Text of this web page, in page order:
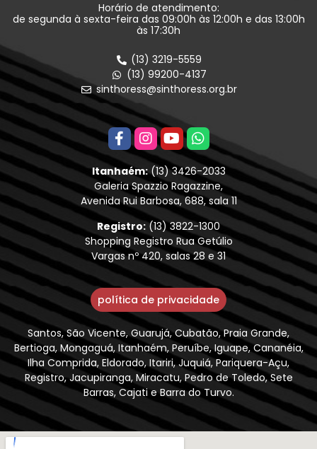
Horário de atendimento:
de segunda à sexta-feira das 09:00h às 12:00h e das 13:00h
às 17:30h
(13) 3219-5559
(13) 99200-4137
sinthoress@sinthoress.org.br
Itanhaém:(13) 3426-2033
Galeria Spazzio Ragazzine,
Avenida Rui Barbosa, 688, sala 11
Registro:(13) 3822-1300
Shopping Registro Rua Getúlio
Vargas nº 420, salas 28 e 31
política de privacidade
Santos, São Vicente, Guarujá, Cubatão, Praia Grande,
Bertioga, Mongaguá, Itanhaém, Peruíbe, Iguape, Cananéia,
Ilha Comprida, Eldorado, Itariri, Juquiá, Pariquera-Açu,
Registro, Jacupiranga, Miracatu, Pedro de Toledo, Sete
Barras, Cajati e Barra do Turvo.